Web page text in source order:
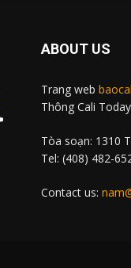
ABOUT US
Trang web
Thông Cali Today
Tòa soạn: 1310
Tel: (408) 482-
Contact us: